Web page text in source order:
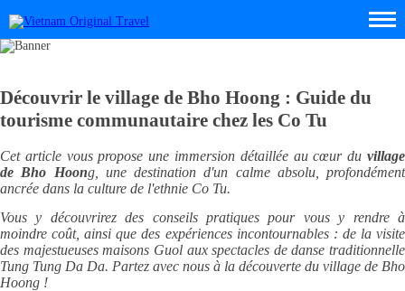
Découvrir le village de Bho Hoong : Guide du
tourisme communautaire chez les Co Tu
Cet article vous propose une immersion détaillée au cœur du village
de Bho Hoong, une destination d'un calme absolu, profondément
ancrée dans la culture de l'ethnie Co Tu.
Vous y découvrirez des conseils pratiques pour vous y rendre à
moindre coût, ainsi que des expériences incontournables : de la visite
des majestueuses maisons Guol aux spectacles de danse traditionnelle
Tung Tung Da Da. Partez avec nous à la découverte du village de Bho
Hoong !